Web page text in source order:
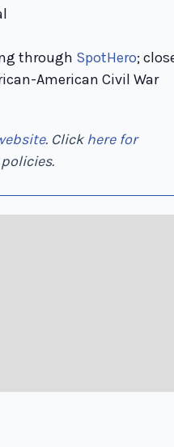
through SpotHero;
American Civil War
. Clickhere for